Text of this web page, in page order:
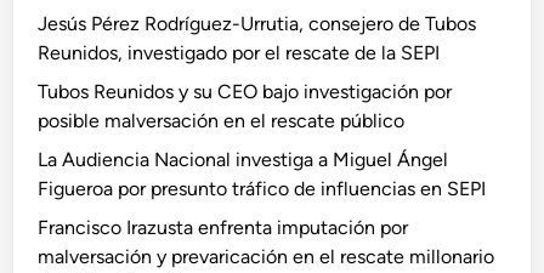
Jesús Pérez Rodríguez-Urrutia, consejero de Tubos
Reunidos, investigado por el rescate de la SEPI
Tubos Reunidos y su CEO bajo investigación por
posible malversación en el rescate público
La Audiencia Nacional investiga a Miguel Ángel
Figueroa por presunto tráfico de influencias en SEPI
Francisco Irazusta enfrenta imputación por
malversación y prevaricación en el rescate millonario